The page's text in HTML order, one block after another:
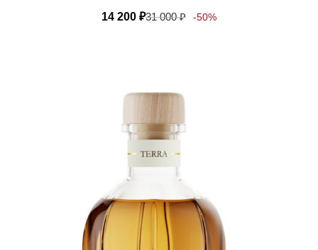
14 200 ₽31 000₽ -50%